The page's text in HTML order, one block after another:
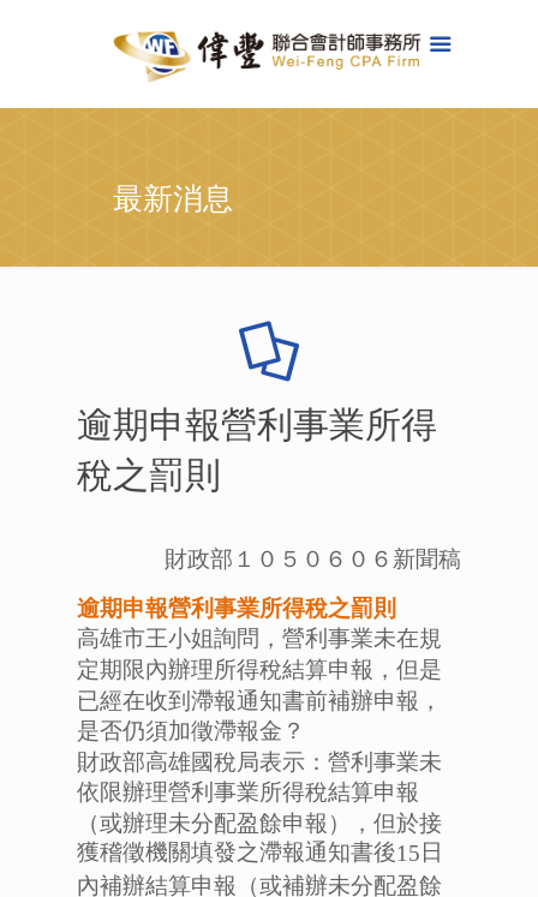
最新消息
逾期申報營利事業所得
稅之罰則
財政部１０５０６０６新聞稿
逾期申報營利事業所得稅之罰則
高雄市王小姐詢問，營利事業未在規
定期限內辦理所得稅結算申報，但是
已經在收到滯報通知書前補辦申報，
是否仍須加徵滯報金？
財政部高雄國稅局表示：營利事業未
依限辦理營利事業所得稅結算申報
（或辦理未分配盈餘申報），但於接
獲稽徵機關填發之滯報通知書後15 日
內補辦結算申報（或補辦未分配盈餘